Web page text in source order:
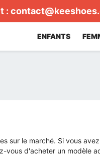
:
ENFANTS
sur le marché. Si vous
d'acheter un modèle